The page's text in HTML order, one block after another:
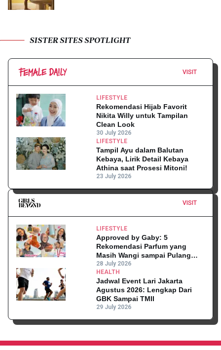
SISTER SITES SPOTLIGHT
VISIT
LIFESTYLE
Rekomendasi Hijab Favorit
Nikita Willy untuk Tampilan
Clean Look
30 July 2026
LIFESTYLE
Tampil Ayu dalam Balutan
Kebaya, Lirik Detail Kebaya
Athina saat Prosesi Mitoni!
23 July 2026
VISIT
LIFESTYLE
Approved by Gaby: 5
Rekomendasi Parfum yang
Masih Wangi sampai Pulang
Kantor
28 July 2026
HEALTH
Jadwal Event Lari Jakarta
Agustus 2026: Lengkap Dari
GBK Sampai TMII
29 July 2026